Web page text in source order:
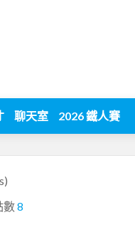
聊天室 2026 鐵人賽
數8